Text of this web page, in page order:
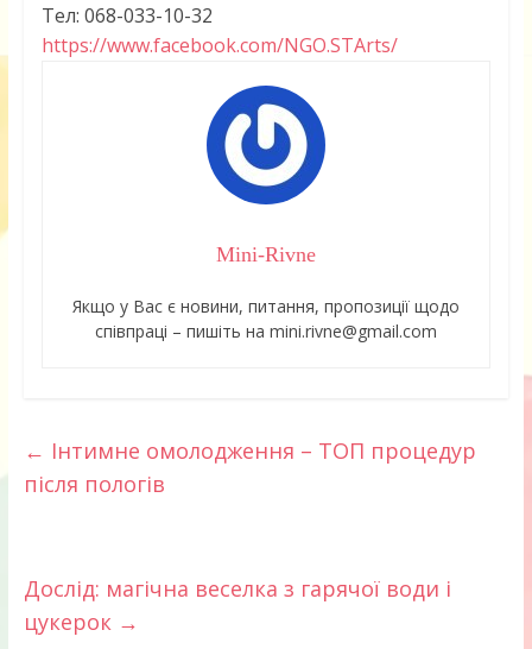
Тел: 068-033-10-32
https://www.facebook.com/NGO.STArts/
Mini-Rivne
Якщо у Вас є новини, питання, пропозиції щодо
співпраці – пишіть на mini.rivne@gmail.com
← Інтимне омолодження – ТОП процедур
після пологів
Дослід: магічна веселка з гарячої води і
цукерок →